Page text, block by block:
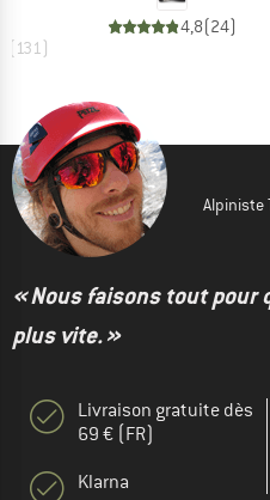
( 131)
4,8(24)
Alpiniste
« Nous faisons tout pour
plus vite. »
Livraison gratuite dès
69 € (FR)
Klarna